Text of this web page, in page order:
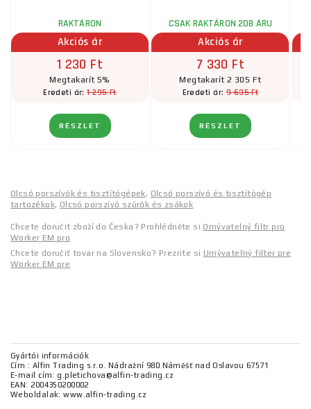
RAKTÁRON
Akciós ár
1 230 Ft
Megtakarít 5%
Eredeti ár:1 295 Ft
RÉSZLET
CSAK RAKTÁRON 2DB ÁRU
Akciós ár
7 330 Ft
Megtakarít 2 305 Ft
Eredeti ár:9 635 Ft
RÉSZLET
Olcsó porszívók és tisztítógépek, Olcsó porszívó és tisztítógép
tartozékok, Olcsó porszívó szűrők és zsákok
Chcete doručit zboží do Česka? Prohlédněte si Omývatelný filtr pro
Worker EM pro
Chcete doručiť tovar na Slovensko? Prezrite si Umývateľný filter pre
Worker EM pre
Gyártói információk
Cím : Alfin Trading s.r.o. Nádražní 980 Náměšť nad Oslavou 67571
E-mail cím: g.pletichova@alfin-trading.cz
EAN: 2004350200002
Weboldalak: www.alfin-trading.cz